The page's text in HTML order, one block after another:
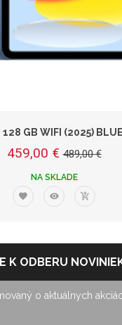
128 GB WIFI (2025)
459,00 € 489,00 €
NA SKLADE
K ODBERU
o aktuálnych